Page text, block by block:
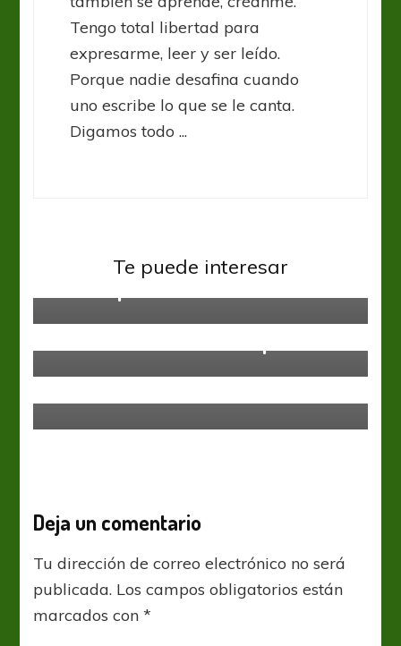
Tengo total libertad para
expresarme, leer y ser leído.
Porque nadie desafina cuando
uno escribe lo que se le canta.
Digamos todo ...
Te puede interesar
Bolivia sorprendió y se quedó con
Deja un comentario
Tu dirección de correo electrónico no será
publicada. Los campos obligatorios están
marcados con*